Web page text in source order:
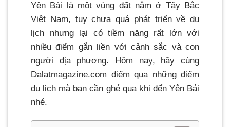
Yên Bái là một vùng đất nằm ở Tây Bắc
Việt Nam, tuy chưa quá phát triển về du
lịch nhưng lại có tiềm năng rất lớn với
nhiều điểm gắn liền với cảnh sắc và con
người địa phương. Hôm nay, hãy cùng
Dalatmagazine.com điểm qua những điểm
du lịch mà bạn cần ghé qua khi đến Yên Bái
nhé.